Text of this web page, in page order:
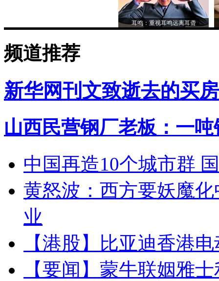
耳鸣：重视耳鸣远离耳聋
频道推荐
新华网刊文致逝去的买
山西民营钢厂老板：一
中国再造10个城市群
黄怒波：西方要妖魔
业
【港股】
比亚迪香港
【要闻】 蒙牛联姻雅